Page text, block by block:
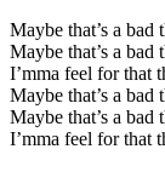
Maybe that’s a bad
Maybe that’s a bad
I’mma feel for that
Maybe that’s a bad
Maybe that’s a bad
I’mma feel for that